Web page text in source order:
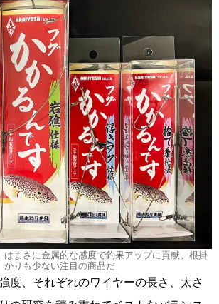
はまさに金属的な感度で釣果アップに貢献。根掛
かりも少ない注目の商品だ
度、それぞれのワイヤーの長さ、太さ